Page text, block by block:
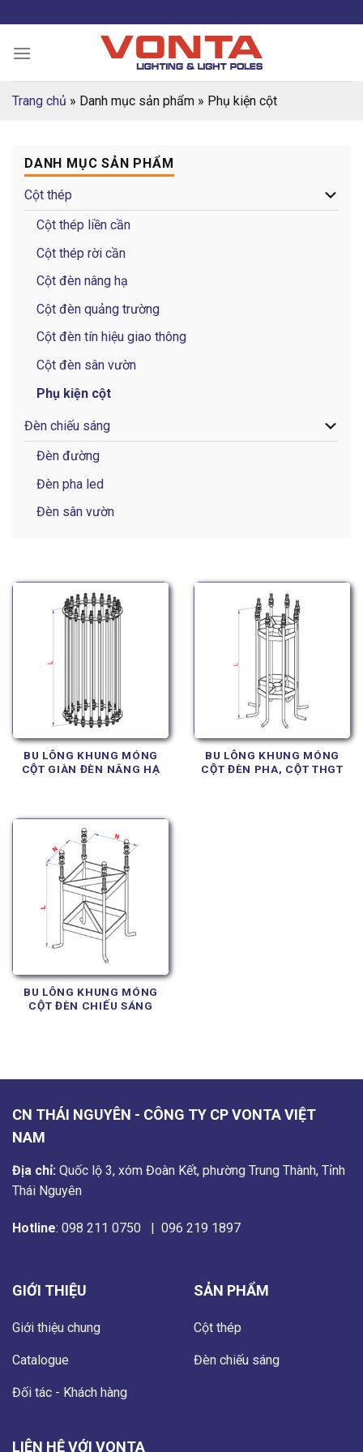
to
content
Trang chủ » Danh mục sản phẩm » Phụ kiện cột
DANH MỤC SẢN PHẨM
Cột thép
Cột thép liền cần
Cột thép rời cần
Cột đèn nâng hạ
Cột đèn quảng trường
Cột đèn tín hiệu giao thông
Cột đèn sân vườn
Phụ kiện cột
Đèn chiếu sáng
Đèn đường
Đèn pha led
Đèn sân vườn
BU LÔNG KHUNG MÓNG
CỘT GIÀN ĐÈN NÂNG HẠ
BU LÔNG KHUNG MÓNG
CỘT ĐÈN PHA, CỘT THGT
BU LÔNG KHUNG MÓNG
CỘT ĐÈN CHIẾU SÁNG
CN THÁI NGUYÊN - CÔNG TY CP VONTA VIỆT
NAM
Địa chỉ: Quốc lộ 3, xóm Đoàn Kết, phường Trung Thành, Tỉnh
Thái Nguyên
Hotline: 098 211 0750 096 219 1897
GIỚI THIỆU
Giới thiệu chung
Catalogue
Đối tác - Khách hàng
SẢN PHẨM
Cột thép
Đèn chiếu sáng
LIÊN HỆ VỚI VONTA